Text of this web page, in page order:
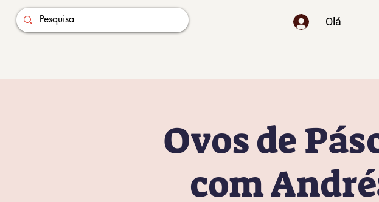
Olá
Ovos de
com